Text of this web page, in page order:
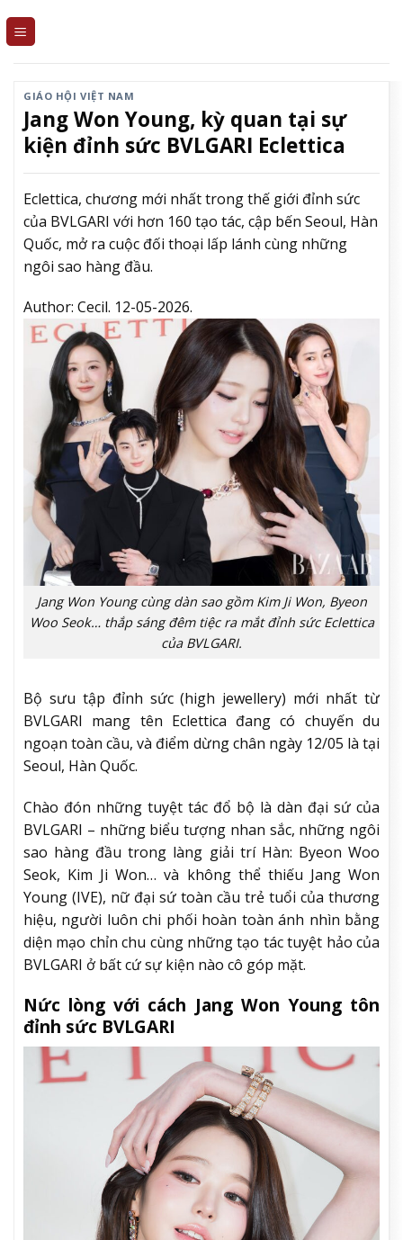
GIÁO HỘI VIỆT NAM
Jang Won Young, kỳ quan tại sự
kiện đỉnh sức BVLGARI Eclettica
Eclettica, chương mới nhất trong thế giới đỉnh sức
của BVLGARI với hơn 160 tạo tác, cập bến Seoul, Hàn
Quốc, mở ra cuộc đối thoại lấp lánh cùng những
ngôi sao hàng đầu.
Author: Cecil. 12-05-2026.
Jang Won Young cùng dàn sao gồm Kim Ji Won, Byeon
Woo Seok… thắp sáng đêm tiệc ra mắt đỉnh sức Eclettica
của BVLGARI.
Bộ sưu tập đỉnh sức (high jewellery) mới nhất từ
BVLGARI mang tên Eclettica đang có chuyến du
ngoạn toàn cầu, và điểm dừng chân ngày 12/05 là tại
Seoul, Hàn Quốc.
Chào đón những tuyệt tác đổ bộ là dàn đại sứ của
BVLGARI – những biểu tượng nhan sắc, những ngôi
sao hàng đầu trong làng giải trí Hàn: Byeon Woo
Seok, Kim Ji Won… và không thể thiếu Jang Won
Young (IVE), nữ đại sứ toàn cầu trẻ tuổi của thương
hiệu, người luôn chi phối hoàn toàn ánh nhìn bằng
diện mạo chỉn chu cùng những tạo tác tuyệt hảo của
BVLGARI ở bất cứ sự kiện nào cô góp mặt.
Nức lòng với cách Jang Won Young tôn
đỉnh sức BVLGARI